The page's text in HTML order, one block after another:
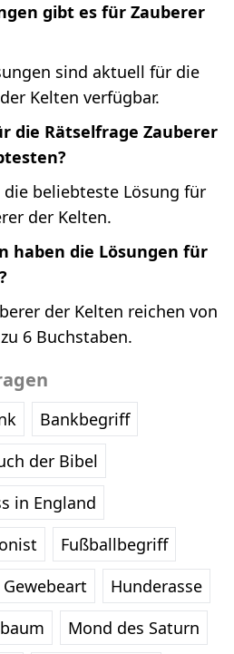
gibt es für Zauberer
sind aktuell für die
Kelten verfügbar.
die Rätselfrage Zauberer
beliebteste Lösung für
der Kelten.
haben die Lösungen für
der Kelten reichen von
6 Buchstaben.
Bankbegriff
der Bibel
in England
Fußballbegriff
Gewebeart
Hunderasse
Mond des Saturn